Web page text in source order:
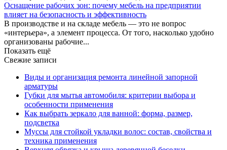
Оснащение рабочих зон: почему мебель на предприятии
влияет на безопасность и эффективность
В производстве и на складе мебель — это не вопрос
«интерьера», а элемент процесса. От того, насколько удобно
организованы рабочие...
Показать ещё
Свежие записи
Виды и организация ремонта линейной запорной
арматуры
Губки для мытья автомобиля: критерии выбора и
особенности применения
Как выбрать зеркало для ванной: форма, размер,
подсветка
Муссы для стойкой укладки волос: состав, свойства и
техника применения